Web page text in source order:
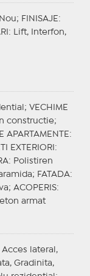
FINISAJE :
: Lift, Interfon,
VECHIME
constructie;
APARTAMENTE :
EXTERIORI :
: Polistiren
FATADA:
ACOPERIS:
armat
lateral,
Gradinita,